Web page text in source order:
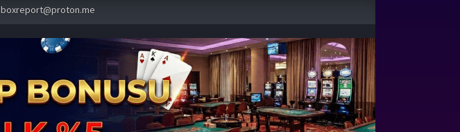
boxreport@proton.me